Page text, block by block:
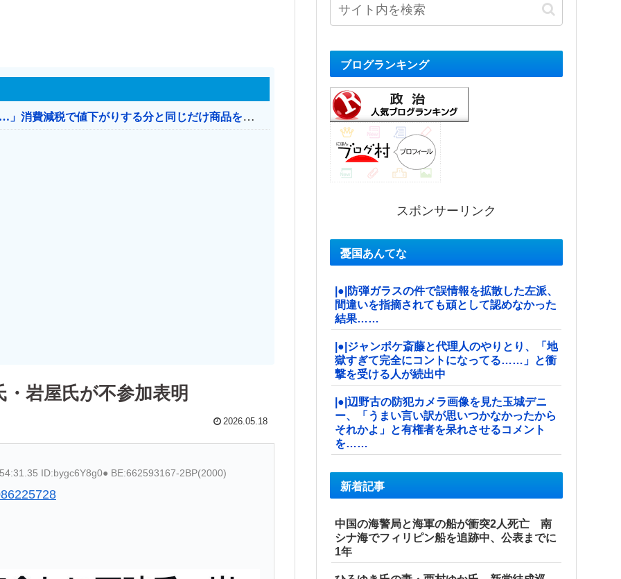
【消費税率1％】 「下げるのが筋なんですけど…」消費減税で値下がりする分と同じだけ商品を値上げして店頭価格を変えない店も
岩屋氏が不参加表明
2026.05.18
ID:bygc6Y8g0● BE:662593167-2BP(2000)
ブログランキング
スポンサーリンク
憂国あんてな
|●|防弾ガラスの件で誤情報を拡散した左派、
間違いを指摘されても頑として認めなかった
結果……
|●|ジャンポケ斎藤と代理人のやりとり、「地
獄すぎて完全にコントになってる……」と衝
撃を受ける人が続出中
|●|辺野古の防犯カメラ画像を見た玉城デニ
ー、「うまい言い訳が思いつかなかったから
それかよ」と有権者を呆れさせるコメント
を……
新着記事
中国の海警局と海軍の船が衝突2人死亡 南
シナ海でフィリピン船を追跡中、公表までに
1年